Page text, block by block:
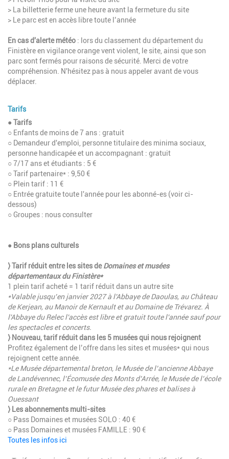
> La billetterie ferme une heure avant la fermeture du site
> Le parc est en accès libre toute l’année
En cas d'alerte météo : lors du classement du département du
Finistère en vigilance orange vent violent, le site, ainsi que son
parc sont fermés pour raisons de sécurité. Merci de votre
compréhension. N'hésitez pas à nous appeler avant de vous
déplacer.
Tarifs
● Tarifs
○ Enfants de moins de 7 ans : gratuit
○ Demandeur d'emploi, personne titulaire des minima sociaux,
personne handicapée et un accompagnant : gratuit
○ 7/17 ans et étudiants : 5 €
○ Tarif partenaire* : 9,50 €
○ Plein tarif : 11 €
○ Entrée gratuite toute l'année pour les abonné-es (voir ci-
dessous)
○ Groupes : nous consulter
● Bons plans culturels
⟩ Tarif réduit entre les sites deDomaines et musées
départementaux du Finistère*
1 plein tarif acheté = 1 tarif réduit dans un autre site
*Valable jusqu’en janvier 2027 à l'Abbaye de Daoulas, au Château
de Kerjean, au Manoir de Kernault et au Domaine de Trévarez. À
l'Abbaye du Relec l'accès est libre et gratuit toute l'année sauf pour
les spectacles et concerts.
⟩ Nouveau, tarif réduit dans les 5 musées qui nous rejoignent
Profitez également de l’offre dans les sites et musées* qui nous
rejoignent cette année.
*Le Musée départemental breton, le Musée de l’ancienne Abbaye
de Landévennec, l’Écomusée des Monts d’Arrée, le Musée de l’école
rurale en Bretagne et le futur Musée des phares et balises à
Ouessant
⟩ Les abonnements multi-sites
○ Pass Domaines et musées SOLO : 40 €
○ Pass Domaines et musées FAMILLE : 90 €
Toutes les infos ici